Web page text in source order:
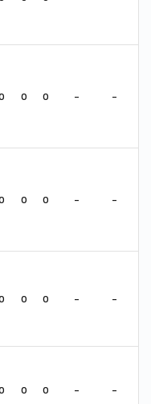
0 0 - -
0 0 - -
0 0 - -
0 0 - -